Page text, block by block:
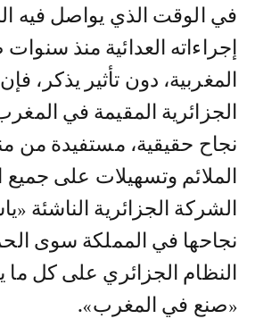
في الوقت الذي يواصل فيه
إجراءاته العدائية منذ
المغربية، دون تأثير يذكر،
الجزائرية المقيمة في
نجاح حقيقية، مستفيدة من
الملائم وتسهيلات على
الشركة الجزائرية الناشئة
نجاحها في المملكة سوى
النظام الجزائري على كل ما
«صنع في المغرب».